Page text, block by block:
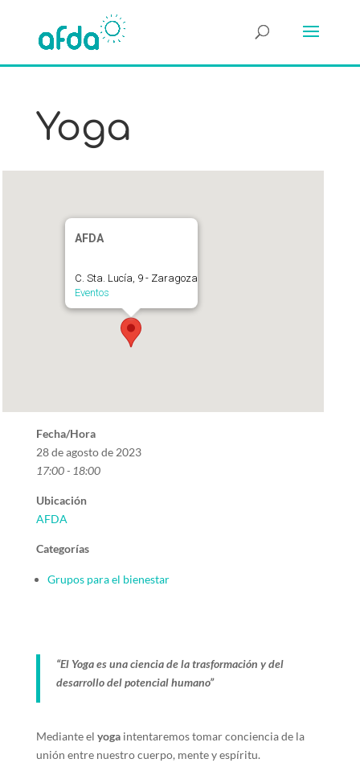
Yoga
AFDA
C. Sta. Lucía, 9 - Zaragoza
Eventos
Fecha/Hora
28 de agosto de 2023
17:00 - 18:00
Ubicación
AFDA
Categorías
Grupos para el bienestar
“El Yoga es una ciencia de la trasformación y del
desarrollo del potencial humano”
Mediante el yogaintentaremos tomar conciencia de la
unión entre nuestro cuerpo, mente y espíritu.